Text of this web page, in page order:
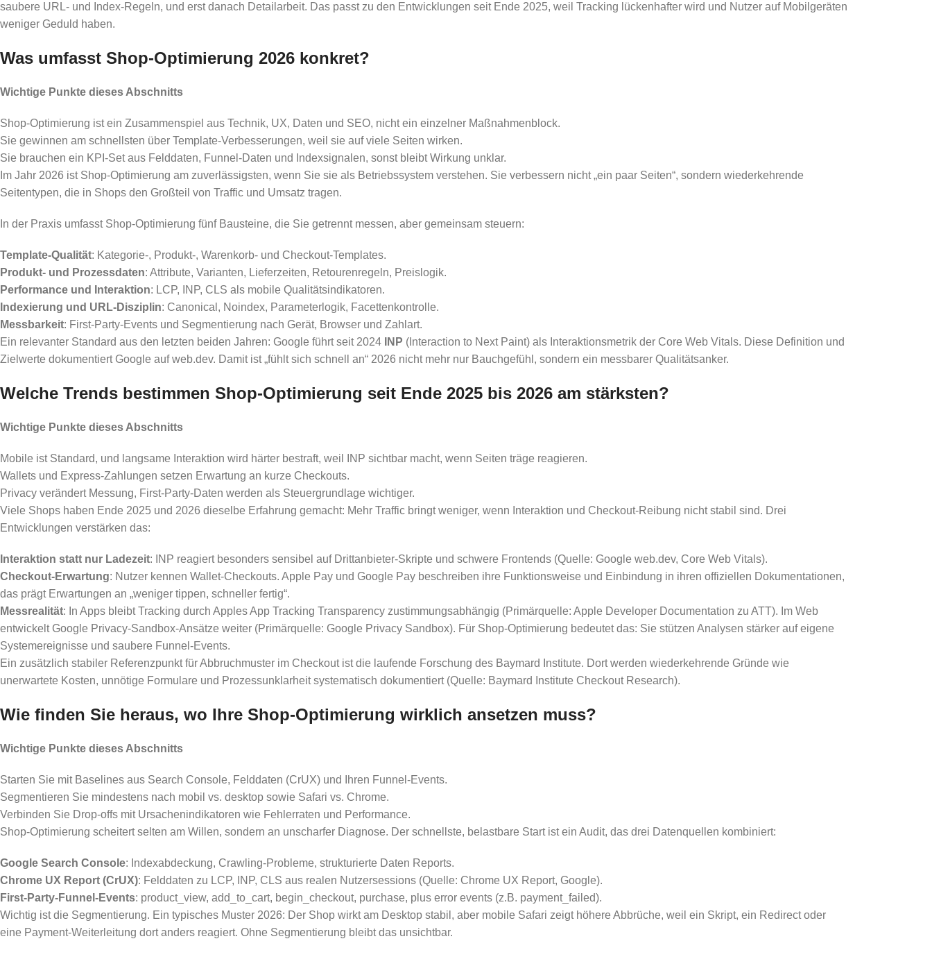
saubere URL- und Index-Regeln, und erst danach Detailarbeit. Das passt zu den Entwicklungen seit Ende 2025, weil Tracking lückenhafter wird und Nutzer auf Mobilgeräten
weniger Geduld haben.
Was umfasst Shop-Optimierung 2026 konkret?
Wichtige Punkte dieses Abschnitts
Shop-Optimierung ist ein Zusammenspiel aus Technik, UX, Daten und SEO, nicht ein einzelner Maßnahmenblock.
Sie gewinnen am schnellsten über Template-Verbesserungen, weil sie auf viele Seiten wirken.
Sie brauchen ein KPI-Set aus Felddaten, Funnel-Daten und Indexsignalen, sonst bleibt Wirkung unklar.
Im Jahr 2026 ist Shop-Optimierung am zuverlässigsten, wenn Sie sie als Betriebssystem verstehen. Sie verbessern nicht „ein paar Seiten“, sondern wiederkehrende
Seitentypen, die in Shops den Großteil von Traffic und Umsatz tragen.
In der Praxis umfasst Shop-Optimierung fünf Bausteine, die Sie getrennt messen, aber gemeinsam steuern:
Template-Qualität: Kategorie-, Produkt-, Warenkorb- und Checkout-Templates.
Produkt- und Prozessdaten: Attribute, Varianten, Lieferzeiten, Retourenregeln, Preislogik.
Performance und Interaktion: LCP, INP, CLS als mobile Qualitätsindikatoren.
Indexierung und URL-Disziplin: Canonical, Noindex, Parameterlogik, Facettenkontrolle.
Messbarkeit: First-Party-Events und Segmentierung nach Gerät, Browser und Zahlart.
Ein relevanter Standard aus den letzten beiden Jahren: Google führt seit 2024
INP (Interaction to Next Paint) als Interaktionsmetrik der Core Web Vitals. Diese Definition und
Zielwerte dokumentiert Google auf web.dev. Damit ist „fühlt sich schnell an“ 2026 nicht mehr nur Bauchgefühl, sondern ein messbarer Qualitätsanker.
Welche Trends bestimmen Shop-Optimierung seit Ende 2025 bis 2026 am stärksten?
Wichtige Punkte dieses Abschnitts
Mobile ist Standard, und langsame Interaktion wird härter bestraft, weil INP sichtbar macht, wenn Seiten träge reagieren.
Wallets und Express-Zahlungen setzen Erwartung an kurze Checkouts.
Privacy verändert Messung, First-Party-Daten werden als Steuergrundlage wichtiger.
Viele Shops haben Ende 2025 und 2026 dieselbe Erfahrung gemacht: Mehr Traffic bringt weniger, wenn Interaktion und Checkout-Reibung nicht stabil sind. Drei
Entwicklungen verstärken das:
Interaktion statt nur Ladezeit: INP reagiert besonders sensibel auf Drittanbieter-Skripte und schwere Frontends (Quelle: Google web.dev, Core Web Vitals).
Checkout-Erwartung: Nutzer kennen Wallet-Checkouts. Apple Pay und Google Pay beschreiben ihre Funktionsweise und Einbindung in ihren offiziellen Dokumentationen,
das prägt Erwartungen an „weniger tippen, schneller fertig“.
Messrealität: In Apps bleibt Tracking durch Apples App Tracking Transparency zustimmungsabhängig (Primärquelle: Apple Developer Documentation zu ATT). Im Web
entwickelt Google Privacy-Sandbox-Ansätze weiter (Primärquelle: Google Privacy Sandbox). Für Shop-Optimierung bedeutet das: Sie stützen Analysen stärker auf eigene
Systemereignisse und saubere Funnel-Events.
Ein zusätzlich stabiler Referenzpunkt für Abbruchmuster im Checkout ist die laufende Forschung des Baymard Institute. Dort werden wiederkehrende Gründe wie
unerwartete Kosten, unnötige Formulare und Prozessunklarheit systematisch dokumentiert (Quelle: Baymard Institute Checkout Research).
Wie finden Sie heraus, wo Ihre Shop-Optimierung wirklich ansetzen muss?
Wichtige Punkte dieses Abschnitts
Starten Sie mit Baselines aus Search Console, Felddaten (CrUX) und Ihren Funnel-Events.
Segmentieren Sie mindestens nach mobil vs. desktop sowie Safari vs. Chrome.
Verbinden Sie Drop-offs mit Ursachenindikatoren wie Fehlerraten und Performance.
Shop-Optimierung scheitert selten am Willen, sondern an unscharfer Diagnose. Der schnellste, belastbare Start ist ein Audit, das drei Datenquellen kombiniert:
Google Search Console: Indexabdeckung, Crawling-Probleme, strukturierte Daten Reports.
Chrome UX Report (CrUX): Felddaten zu LCP, INP, CLS aus realen Nutzersessions (Quelle: Chrome UX Report, Google).
First-Party-Funnel-Events: product_view, add_to_cart, begin_checkout, purchase, plus error events (z.B. payment_failed).
Wichtig ist die Segmentierung. Ein typisches Muster 2026: Der Shop wirkt am Desktop stabil, aber mobile Safari zeigt höhere Abbrüche, weil ein Skript, ein Redirect oder
eine Payment-Weiterleitung dort anders reagiert. Ohne Segmentierung bleibt das unsichtbar.